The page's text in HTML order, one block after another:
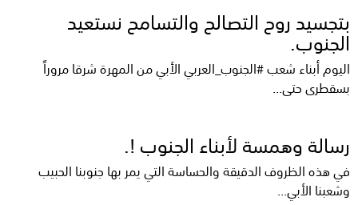
بتجسيد روح التصالح والتسامح نستعيد
الجنوب.
اليوم أبناء شعب #الجنوب_العربي الأبي من المهرة شرقا مروراً
بسقطرى حتى...
رسالة وهمسة لأبناء الجنوب !.
في هذه الظروف الدقيقة والحساسة التي يمر بها جنوبنا الحبيب
وشعبنا الأبي...